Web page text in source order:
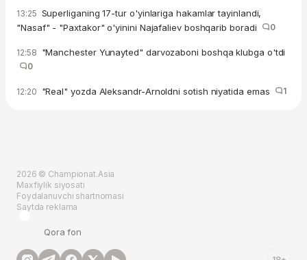
13:25 Superliganing 17-tur o'yinlariga hakamlar tayinlandi,
"Nasaf" - "Paxtakor" o'yinini Najafaliev boshqarib boradi
0
12:58 "Manchester Yunayted" darvozaboni boshqa klubga o'tdi
0
12:20 "Real" yozda Aleksandr-Arnoldni sotish niyatida emas 1
2026 © Championat.Asia
Maxfiylik siyosati
Foydalanuvchi shartnomasi
Saytda reklama
Qora fon